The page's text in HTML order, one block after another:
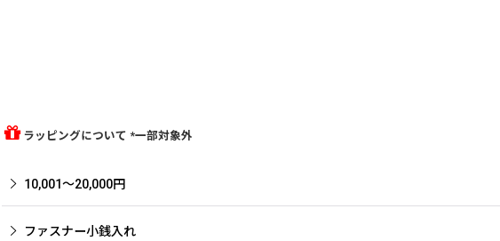
ラッピングについて *一部対象外
10,001〜20,000円
ファスナー小銭入れ